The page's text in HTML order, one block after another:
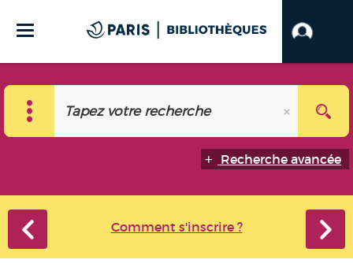
Recherche avancée
Comment s'inscrire ?